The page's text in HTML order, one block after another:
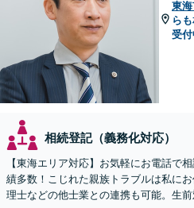
東
ら
受付
相続登記（義務化対応）
【東海エリア対応】お気軽にお電話で
績多数！こじれた親族トラブルは私に
理士などの他士業との連携も可能。生